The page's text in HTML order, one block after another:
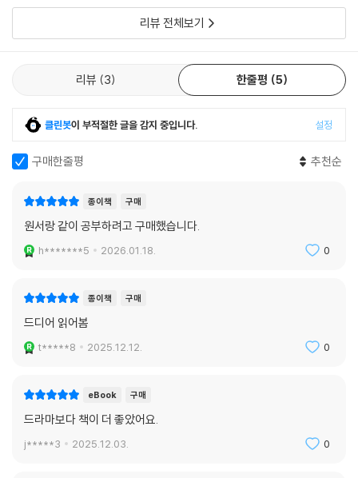
리뷰 전체보기
리뷰 3 한줄평 5
클린봇이 부적절한 글을 감지 중입니다. 설정
구매한줄평 추천순
종이책 구매
원서랑 같이 공부하려고 구매했습니다.
h*******5 2026.01.18. 0
종이책 구매
드디어 읽어봄
t*****8 2025.12.12. 0
eBook 구매
드라마보다 책이 더 좋았어요.
j*****3 2025.12.03. 0